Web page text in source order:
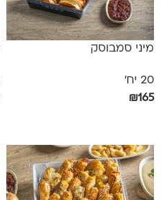
מיני סמבוסק
20 יח'
₪165